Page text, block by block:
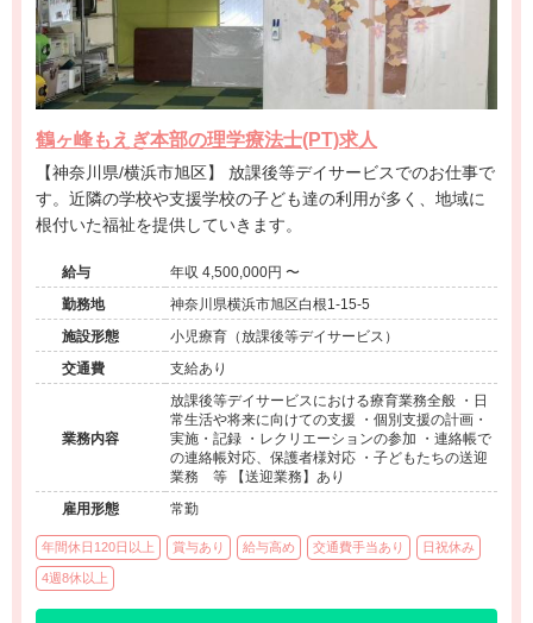
鶴ヶ峰もえぎ本部の理学療法士(PT)求人
【神奈川県/横浜市旭区】 放課後等デイサービスでのお仕事で
す。近隣の学校や支援学校の子ども達の利用が多く、地域に
根付いた福祉を提供していきます。
給与
年収 4,500,000円 〜
勤務地
神奈川県横浜市旭区白根1-15-5
施設形態
小児療育（放課後等デイサービス）
交通費
支給あり
業務内容
放課後等デイサービスにおける療育業務全般 ・日
常生活や将来に向けての支援 ・個別支援の計画・
実施・記録 ・レクリエーションの参加 ・連絡帳で
の連絡帳対応、保護者様対応 ・子どもたちの送迎
業務 等 【送迎業務】あり
雇用形態
常勤
年間休日120日以上 賞与あり 給与高め 交通費手当あり 日祝休み
4週8休以上